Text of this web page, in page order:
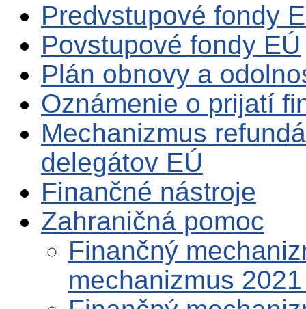
Predvstupové fondy
Povstupové fondy EÚ
Plán obnovy a
Oznámenie o prijatí
Mechanizmus
delegátov EÚ
Finančné nástroje
Zahraničná pomoc
Finančný
mechanizmus